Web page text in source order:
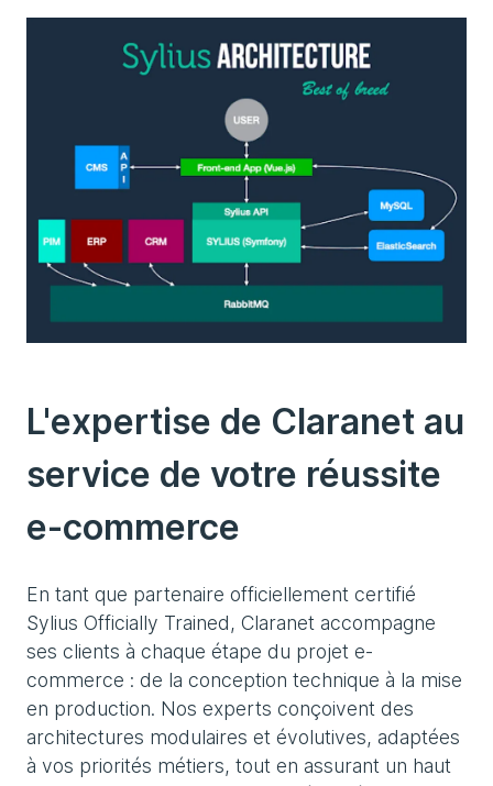
L'expertise de Claranet au
service de votre réussite
e-commerce
En tant que partenaire officiellement certifié
Sylius Officially Trained, Claranet accompagne
ses clients à chaque étape du projet e-
commerce : de la conception technique à la mise
en production. Nos experts conçoivent des
architectures modulaires et évolutives, adaptées
à vos priorités métiers, tout en assurant un haut